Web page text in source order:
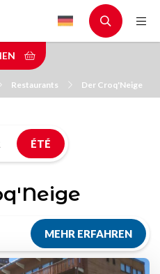
Restaurants Der Croq'Neige
ÉTÉ
MEHR ERFAHREN